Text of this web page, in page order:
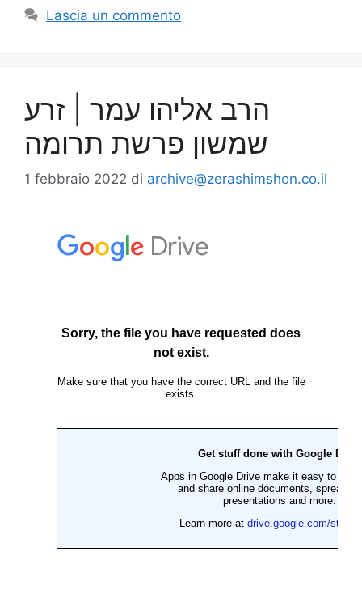
Lascia un commento
הרב אליהו עמר | זרע
שמשון פרשת תרומה
1 febbraio 2022 di archive@zerashimshon.co.il